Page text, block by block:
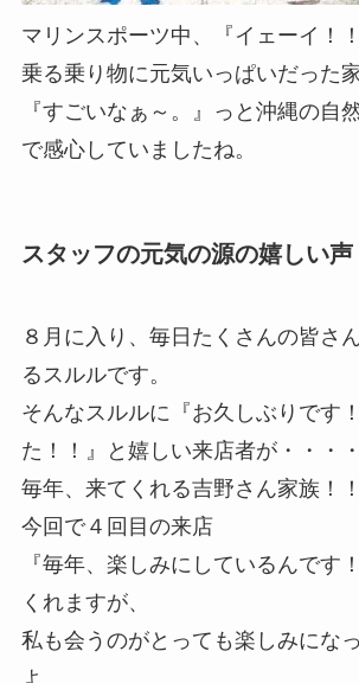
マリンスポーツ中、『イェーイ！
乗る乗り物に元気いっぱいだった家
『すごいなぁ～。』っと沖縄の自
で感心していましたね。
スタッフの元気の源の嬉しい声
８月に入り、毎日たくさんの皆さ
るスルルです。
そんなスルルに『お久しぶりです
た！！』と嬉しい来店者が・・・・
毎年、来てくれる吉野さん家族！！
今回で４回目の来店
『毎年、楽しみにしているんです
くれますが、
私も会うのがとっても楽しみにな
よ。